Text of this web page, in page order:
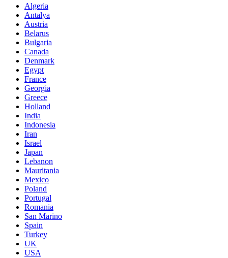
Algeria
Antalya
Austria
Belarus
Bulgaria
Canada
Denmark
Egypt
France
Georgia
Greece
Holland
India
Indonesia
Iran
Israel
Japan
Lebanon
Mauritania
Mexico
Poland
Portugal
Romania
San Marino
Spain
Turkey
UK
USA